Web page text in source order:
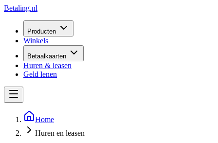
Betaling.nl
Producten
Winkels
Betaalkaarten
Huren & leasen
Geld lenen
Home
Huren en leasen